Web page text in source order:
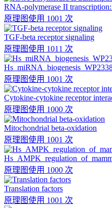
RNA-polymerase II
原理图使用 1001 次
TGF-beta receptor signaling
原理图使用 1011 次
原理图使用 1001 次
Cytokine-cytokine receptor
原理图使用 1000 次
Mitochondrial beta-oxidation
原理图使用 1001 次
原理图使用 1000 次
Translation factors
原理图使用 1001 次